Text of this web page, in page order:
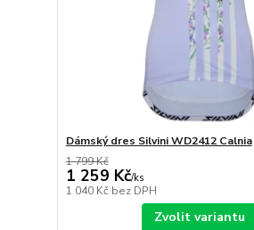
Dámský dres Silvini WD2412 Calnia
1 799 Kč
1 259 Kč/ks
1 040 Kč bez DPH
Zvolit variantu